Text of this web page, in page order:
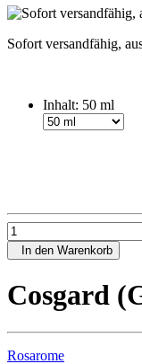
Sofort versandfähig,
Inhalt: 50 ml
In den Warenkorb
Cosgard
Rosarome